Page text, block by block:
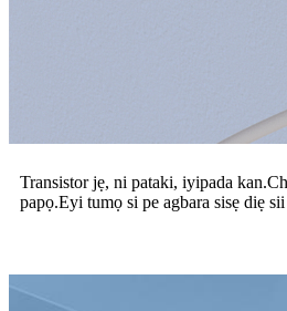
Transistor jẹ, ni pataki, iyipada
papọ.Eyi tumọ si pe agbara sisẹ diẹ